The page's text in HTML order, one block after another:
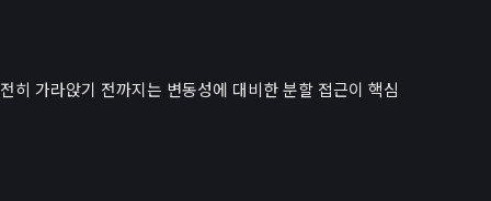
히 가라앉기 전까지는 변동성에 대비한 분할 접근이 핵심